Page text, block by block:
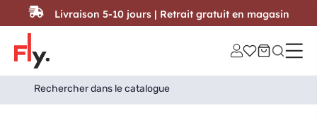
Passer au contenu
Search
for:
Search Button
Livraison 5-10 jours | Retrait gratuit en magasin